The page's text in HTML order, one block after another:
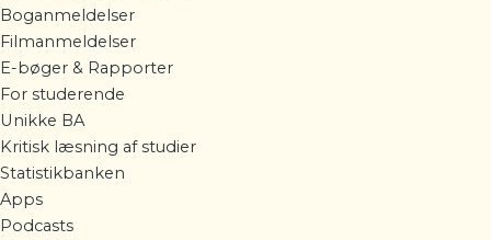
Boganmeldelser
Filmanmeldelser
E-bøger & Rapporter
For studerende
Unikke BA
Kritisk læsning af studier
Statistikbanken
Apps
Podcasts